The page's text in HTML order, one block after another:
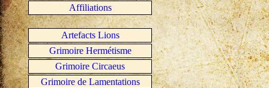
Affiliations
Artefacts Lions
Grimoire Hermétisme
Grimoire Circaeus
Grimoire de Lamentations